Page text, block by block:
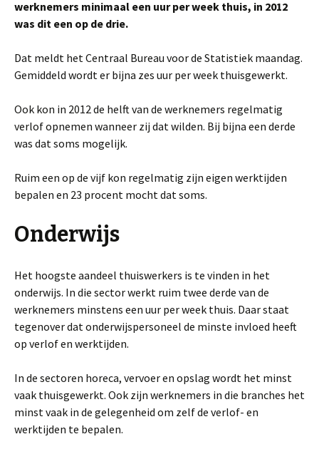
werknemers minimaal een uur per week thuis, in 2012
was dit een op de drie.
Dat meldt het Centraal Bureau voor de Statistiek maandag.
Gemiddeld wordt er bijna zes uur per week thuisgewerkt.
Ook kon in 2012 de helft van de werknemers regelmatig
verlof opnemen wanneer zij dat wilden. Bij bijna een derde
was dat soms mogelijk.
Ruim een op de vijf kon regelmatig zijn eigen werktijden
bepalen en 23 procent mocht dat soms.
Onderwijs
Het hoogste aandeel thuiswerkers is te vinden in het
onderwijs. In die sector werkt ruim twee derde van de
werknemers minstens een uur per week thuis. Daar staat
tegenover dat onderwijspersoneel de minste invloed heeft
op verlof en werktijden.
In de sectoren horeca, vervoer en opslag wordt het minst
vaak thuisgewerkt. Ook zijn werknemers in die branches het
minst vaak in de gelegenheid om zelf de verlof- en
werktijden te bepalen.